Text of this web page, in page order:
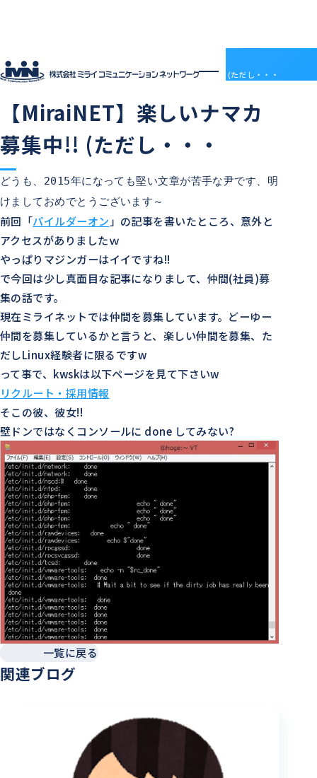
企業情報
企業情報トップ
会社概要
電子決済等代行業について
沿革
部門紹介
アクセス
サービス
サービストップ
ドメインセンター
Mirai DC
LGWAN接続サービス
BSN(ミライ・ビジネスサポートネットワーク)
ミライネット
七宗町光インターネットサービス
受発注管理アプリ「惣菜EX」
国際標準デジタルインボイス対応「PeppoLink」
採用情報
ABOUT MIRAI
ENTRY
アクセス
お知らせ
お問い合わせ
契約約款
他社商標について
社員ブログ
HOME 社員ブログ 【MiraiNET】楽しいナマカ募集中!! (ただし・・・
【MiraiNET】楽しいナマカ
募集中!! (ただし・・・
どうも、2015年になっても堅い文章が苦手な尹です、明
けましておめでとうございます～
前回「パイルダーオン 」の記事を書いたところ、意外と
アクセスがありましたｗ
やっぱりマジンガーはイイですね!!
で今回は少し真面目な記事になりまして、仲間(社員)募
集の話です。
現在ミライネットでは仲間を募集しています。どーゆー
仲間を募集しているかと言うと、楽しい仲間を募集、た
だしLinux経験者に限るですw
って事で、kwskは以下ページを見て下さいw
リクルート・採用情報
そこの彼、彼女!!
壁ドンではなくコンソールに done してみない?
一覧に戻る
関連ブログ